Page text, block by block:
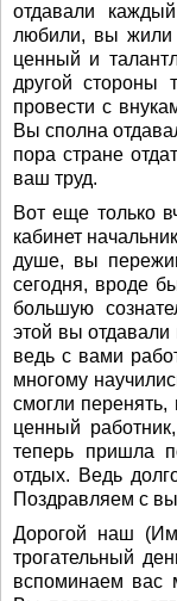
отдавали
любили, вы жили
ценный и
другой стороны
провести с
Вы сполна
пора стране
ваш труд.
Вот еще только
кабинет
душе, вы
сегодня, вроде
большую
этой вы
ведь с вами
многому
смогли перенять,
ценный
теперь пришла
отдых. Ведь
Поздравляем с
Дорогой наш
трогательный
вспоминаем вас